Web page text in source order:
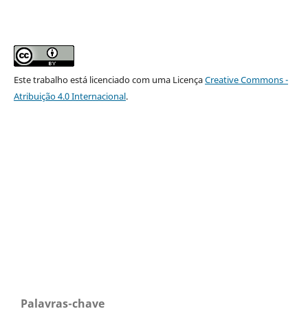
Este trabalho está licenciado com uma LicençaCreative Commons -
Atribuição 4.0 Internacional.
Palavras-chave